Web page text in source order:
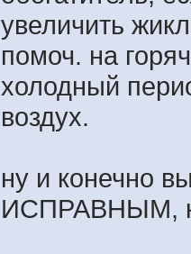
увеличить
помоч. на
холодный
воздух.
ну и конечно
ИСПРАВНЫМ,